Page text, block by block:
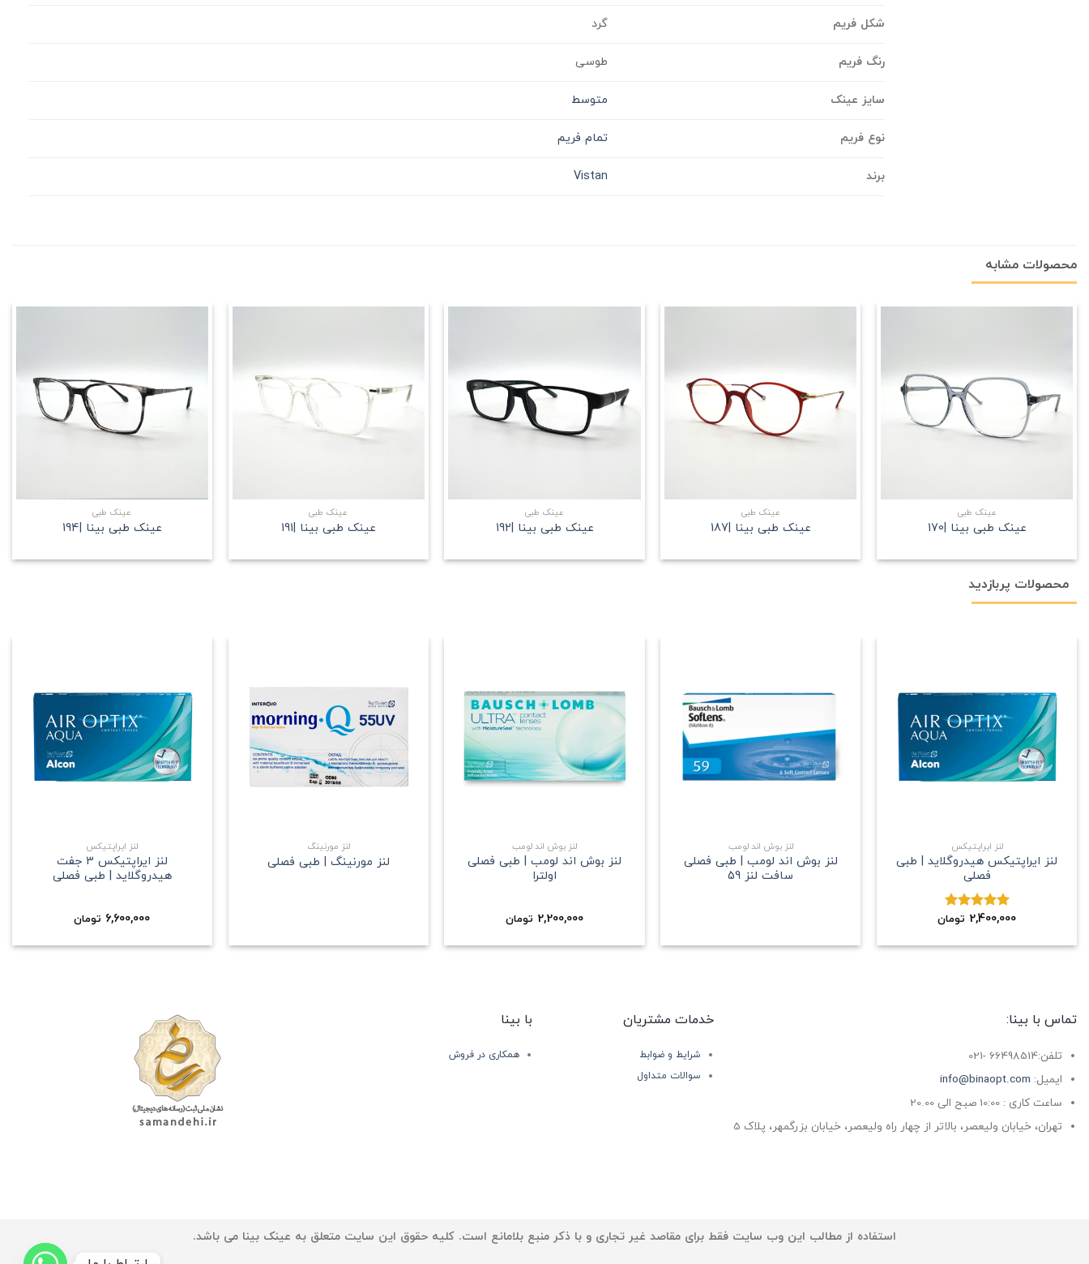
شکل فریم گرد
رنگ فریم طوسی
سایز عینک متوسط
نوع فریم تمام فریم
برند Vistan
محصولات مشابه
مندی
عینک طبی
عینک طبی بینا |170
مندی
عینک طبی
عینک طبی بینا |187
مندی
عینک طبی
عینک طبی بینا |192
مندی
عینک طبی
عینک طبی بینا |191
مندی
عینک طبی
عینک طبی بینا |194
محصولات پربازدید
علاقه
لنز ایراپتیکس
لنز ایراپتیکس هیدروگلاید | طبی
فصلی
نمره5.002,400,000 تومان
علاقه
مندی
لنز بوش اند لومب
لنز بوش اند لومب | طبی فصلی
سافت لنز 59
علاقه
مندی
لنز بوش اند لومب
لنز بوش اند لومب | طبی فصلی
اولترا
2,200,000 تومان
علاقه
مندی
لنز مورنینگ
لنز مورنینگ | طبی فصلی
علاقه
لنز ایراپتیکس
لنز ایراپتیکس 3 جفت
هیدروگلاید | طبی فصلی
6,600,000 تومان
تماس با بینا:
تلفن:66498514 -021
ایمیل: info@binaopt.com
ساعت کاری : 10:00 صبح الی 20.00
تهران، خیابان ولیعصر، بالاتر از چهار راه ولیعصر، خیابان بزرگمهر، پلاک 5
خدمات مشتریان
شرایط و ضوابط
سوالات متداول
با بینا
همکاری در فروش
استفاده از مطالب این وب سایت فقط برای مقاصد غیر تجاری و با ذکر منبع بلامانع است. کلیه حقوق این سایت متعلق به عینک بینا می باشد.